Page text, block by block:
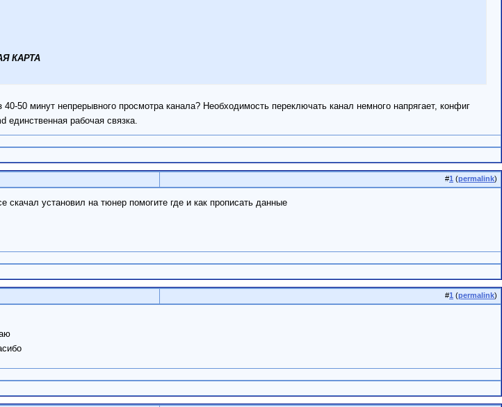
КАРТА
50 минут непрерывного просмотра канала? Необходимость переключать канал немного напрягает, конфиг
единственная рабочая связка.
#1 (permalink)
скачал установил на тюнер помогите где и как прописать данные
#1 (permalink)